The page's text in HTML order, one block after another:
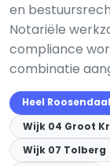
en
Notariële
compliance
combinatie
Heel Roosendaal
Wijk 04 Groot
Wijk 07 Tolberg